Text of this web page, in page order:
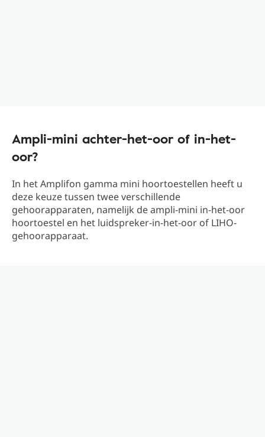
Ampli-mini achter-het-oor of in-het-
oor?
In het Amplifon gamma mini hoortoestellen heeft u
deze keuze tussen twee verschillende
gehoorapparaten, namelijk de ampli-mini in-het-oor
hoortoestel en het luidspreker-in-het-oor of LIHO-
gehoorapparaat.